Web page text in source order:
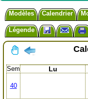
Modèles Calendrier
Légende
Sem Lu
40